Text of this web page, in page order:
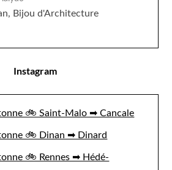
Bijou d'Architecture
Instagram